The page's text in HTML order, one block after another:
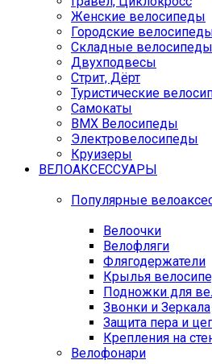
Женские велосипеды
Городcкие
Складные велосипеды
Двухподвесы
Стрит, Дёрт
Туристические
Самокаты
BMX Велосипеды
Электровелосипеды
Круизеры
ВЕЛОАКСЕССУАРЫ
Популярные
Велоочки
Велофляги
Флягодержатели
Крылья
Подножки для
Звонки и Зеркала
Защита пера и
Крепления на
Велофонари